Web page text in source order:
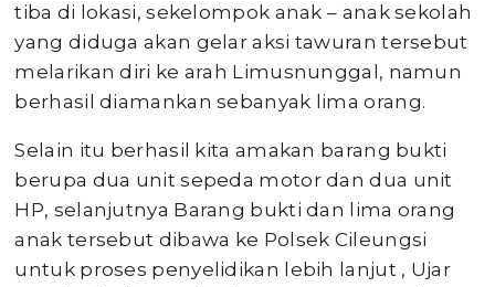
tiba di lokasi, sekelompok anak – anak sekolah
yang diduga akan gelar aksi tawuran tersebut
melarikan diri ke arah Limusnunggal, namun
berhasil diamankan sebanyak lima orang.
Selain itu berhasil kita amakan barang bukti
berupa dua unit sepeda motor dan dua unit
HP, selanjutnya Barang bukti dan lima orang
anak tersebut dibawa ke Polsek Cileungsi
untuk proses penyelidikan lebih lanjut , Ujar